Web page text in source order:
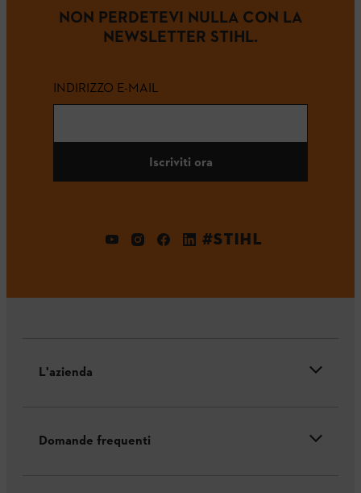
NON PERDETEVI NULLA CON LA
NEWSLETTER STIHL.
INDIRIZZO E-MAIL
Iscriviti ora
#STIHL
L'azienda
Domande frequenti